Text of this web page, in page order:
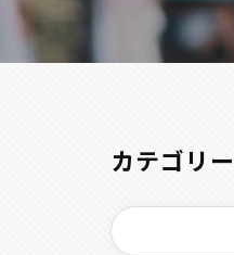
カテゴリー